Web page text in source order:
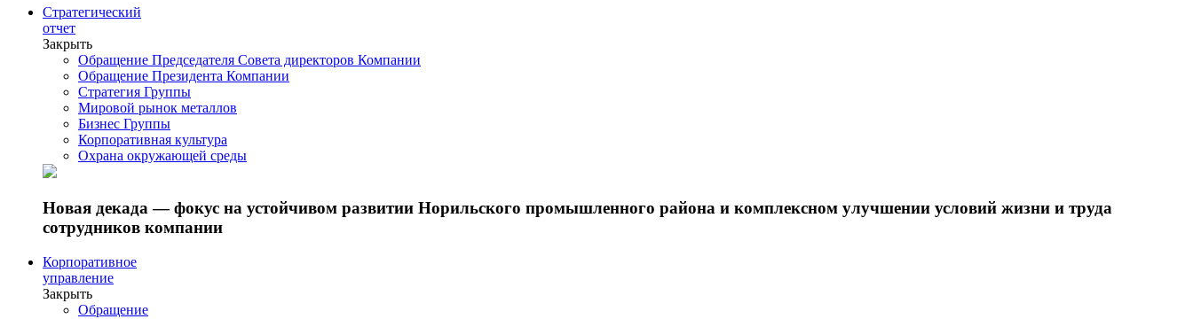
Стратегический
отчет
Закрыть
Обращение Председателя Совета директоров Компании
Обращение Президента Компании
Стратегия Группы
Мировой рынок металлов
Бизнес Группы
Корпоративная культура
Охрана окружающей среды
Новая декада — фокус на устойчивом развитии Норильского промышленного района и комплексном улучшении условий жизни и труда
сотрудников компании
Корпоративное
управление
Закрыть
Обращение